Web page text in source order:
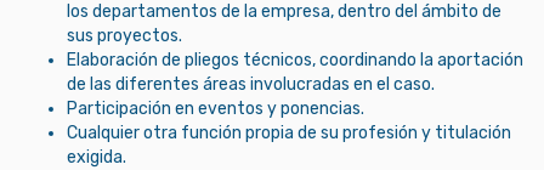
los departamentos de la empresa, dentro del ámbito de
sus proyectos.
Elaboración de pliegos técnicos, coordinando la aportación
de las diferentes áreas involucradas en el caso.
Participación en eventos y ponencias.
Cualquier otra función propia de su profesión y titulación
exigida.